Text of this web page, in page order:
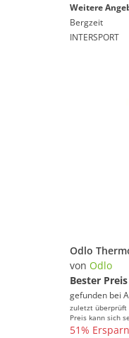
Weitere
Bergzeit
INTERSPORT
von Odlo
Bester Preis
gefunden bei
zuletzt überprüft
Preis kann sich
51%